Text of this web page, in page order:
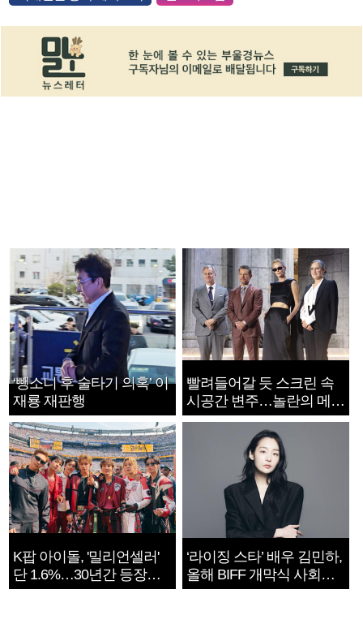
‘뺑소니 후 술타기 의혹’ 이
재룡 재판행
빨려들어갈 듯 스크린 속
시공간 변주…놀란의 메시
지는 ‘전쟁 속죄’
K팝 아이돌, '밀리언셀러'
단 1.6%…30년간 등장
1182개팀 전수조사
‘라이징 스타’ 배우 김민하,
올해 BIFF 개막식 사회자
확정